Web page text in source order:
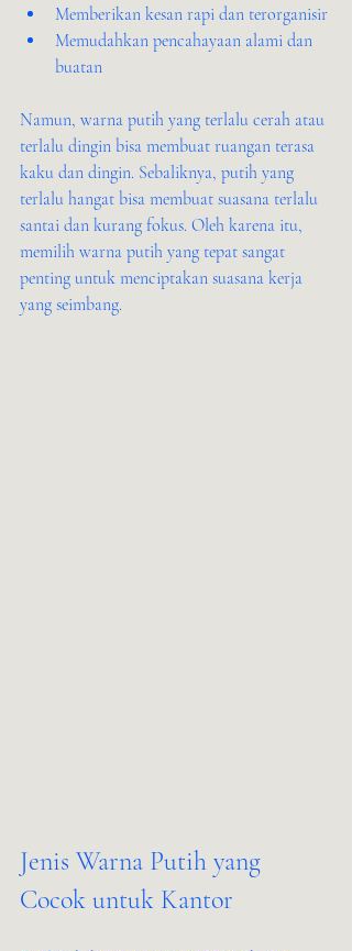
Memberikan kesan rapi dan terorganisir
Memudahkan pencahayaan alami dan
buatan
Namun, warna putih yang terlalu cerah atau
terlalu dingin bisa membuat ruangan terasa
kaku dan dingin. Sebaliknya, putih yang
terlalu hangat bisa membuat suasana terlalu
santai dan kurang fokus. Oleh karena itu,
memilih warna putih yang tepat sangat
penting untuk menciptakan suasana kerja
yang seimbang.
Jenis Warna Putih yang
Cocok untuk Kantor